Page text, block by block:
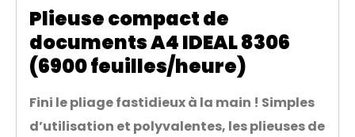
Plieuse compact de
documents A4 IDEAL 8306
(6900 feuilles/heure)
Fini le pliage fastidieux à la main ! Simples
d’utilisation et polyvalentes, les plieuses de